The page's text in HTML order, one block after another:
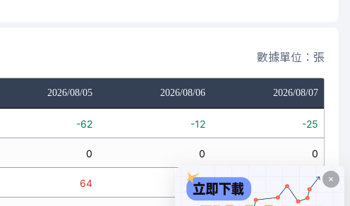
數據單位：張
2026/08/05 2026/08/06 2026/08/07
-62 -12 -25
0 0 0
64 4 30